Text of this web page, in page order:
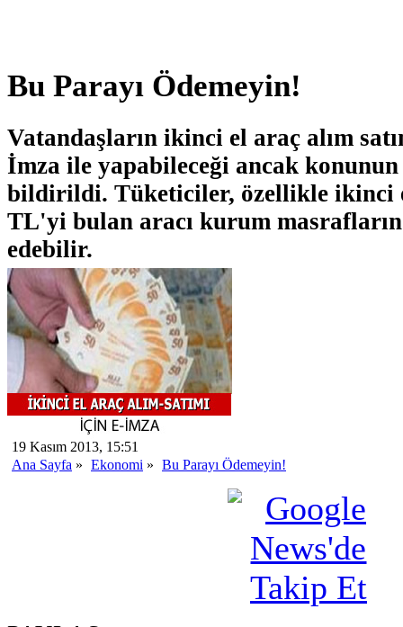
Bu Parayı Ödemeyin!
Vatandaşların ikinci el araç alım
İmza ile yapabileceği ancak
bildirildi. Tüketiciler, özellikle ikinci
TL'yi bulan aracı kurum
edebilir.
19 Kasım 2013, 15:51
Ana Sayfa » Ekonomi » Bu Parayı Ödemeyin!